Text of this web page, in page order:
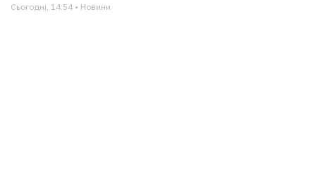
Сьогодні, 14:54 • Новини